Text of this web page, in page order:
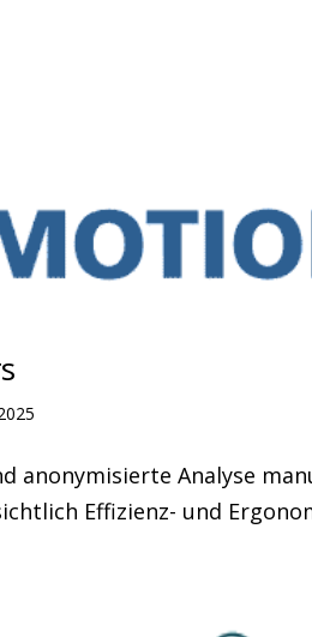
anonymisierte Analyse
Effizienz- und